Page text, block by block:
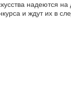
надеются
и ждут их в